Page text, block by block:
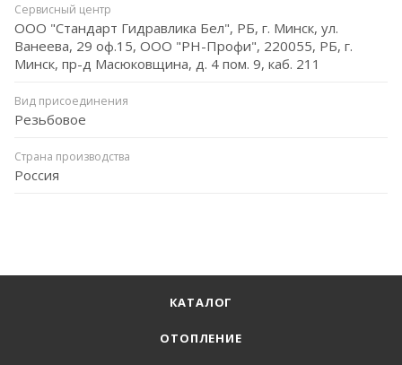
Сервисный центр
ООО "Стандарт Гидравлика Бел", РБ, г. Минск, ул.
Ванеева, 29 оф.15, ООО "РН-Профи", 220055, РБ, г.
Минск, пр-д Масюковщина, д. 4 пом. 9, каб. 211
Вид присоединения
Резьбовое
Страна производства
Россия
КАТАЛОГ
ОТОПЛЕНИЕ